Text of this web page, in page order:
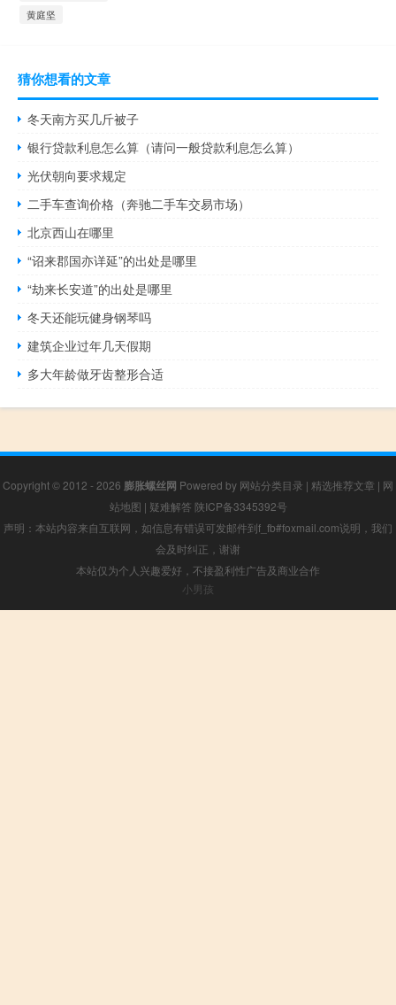
黄庭坚
猜你想看的文章
冬天南方买几斤被子
银行贷款利息怎么算（请问一般贷款利息怎么算）
光伏朝向要求规定
二手车查询价格（奔驰二手车交易市场）
北京西山在哪里
“诏来郡国亦详延”的出处是哪里
“劫来长安道”的出处是哪里
冬天还能玩健身钢琴吗
建筑企业过年几天假期
多大年龄做牙齿整形合适
Copyright © 2012 - 2026 膨胀螺丝网 Powered by 网站分类目录 | 精选推荐文章 | 网
站地图 | 疑难解答 陕ICP备3345392号
声明：本站内容来自互联网，如信息有错误可发邮件到f_fb#foxmail.com说明，我们
会及时纠正，谢谢
本站仅为个人兴趣爱好，不接盈利性广告及商业合作
小男孩